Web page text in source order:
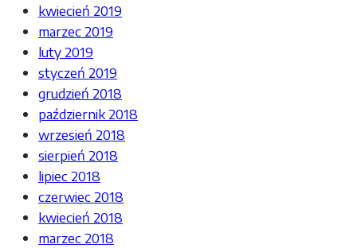
kwiecień 2019
marzec 2019
luty 2019
styczeń 2019
grudzień 2018
październik 2018
wrzesień 2018
sierpień 2018
lipiec 2018
czerwiec 2018
kwiecień 2018
marzec 2018